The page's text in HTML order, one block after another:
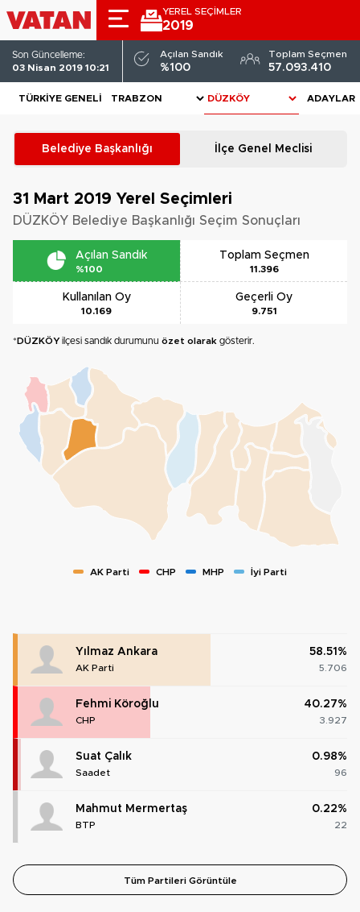
YEREL SEÇİMLER
2019
Son Güncelleme:
03 Nisan 2019 10:21
Açılan Sandık
%100
Toplam Seçmen
57.093.410
TÜRKIYE GENELI ADAYLAR
Belediye Başkanlığı İlçe Genel Meclisi
31 Mart 2019 Yerel Seçimleri
DÜZKÖY Belediye Başkanlığı Seçim Sonuçları
Açılan Sandık
%100
Toplam Seçmen
11.396
Kullanılan Oy
10.169
Geçerli Oy
9.751
*DÜZKÖYilçesi sandık durumunu özet olarak gösterir.
AK Parti CHP MHP İyi Parti
Yılmaz Ankara
AK Parti
58.51%
5.706
Fehmi Köroğlu
CHP
40.27%
3.927
Suat Çalık
Saadet
0.98%
96
Mahmut Mermertaş
BTP
0.22%
22
Tüm Partileri Görüntüle